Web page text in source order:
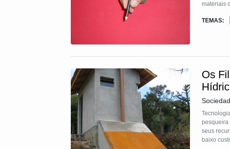
materiais
TEMAS:
Os
pesqueira
seus
baixo